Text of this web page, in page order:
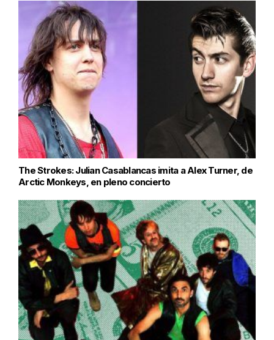
The Strokes: Julian Casablancas imita a Alex Turner, de
Arctic Monkeys, en pleno concierto